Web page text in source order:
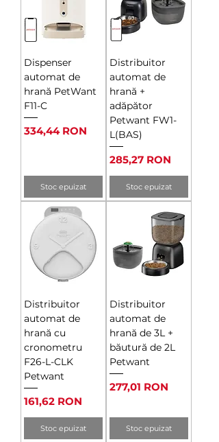
Dispenser
automat de
hrană PetWant
F11-C
Preț
334,44 RON
Stoc epuizat
Distribuitor
automat de
hrană +
adăpător
Petwant FW1-
L(BAS)
Preț
285,27 RON
Stoc epuizat
Distribuitor
automat de
hrană cu
cronometru
F26-L-CLK
Petwant
Preț
161,62 RON
Stoc epuizat
Distribuitor
automat de
hrană de 3L +
băutură de 2L
Petwant
Preț
277,01 RON
Stoc epuizat